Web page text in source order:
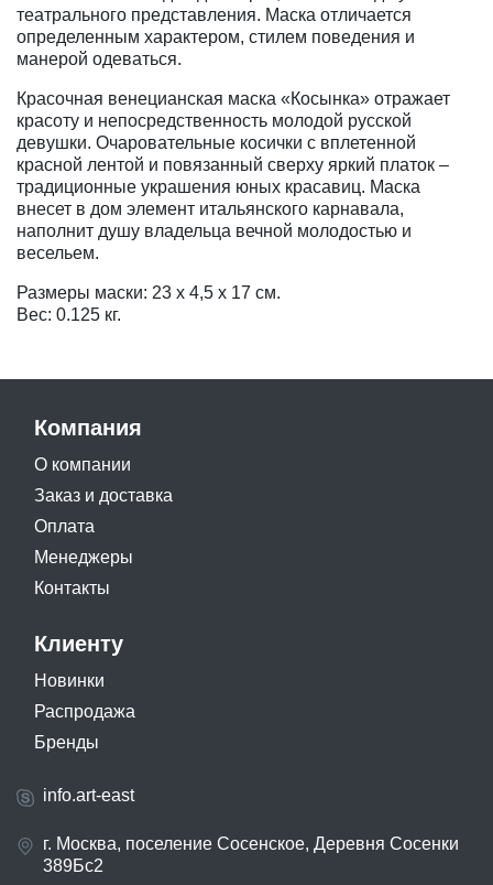
театрального представления. Маска отличается
определенным характером, стилем поведения и
манерой одеваться.
Красочная венецианская маска «Косынка» отражает
красоту и непосредственность молодой русской
девушки. Очаровательные косички с вплетенной
красной лентой и повязанный сверху яркий платок –
традиционные украшения юных красавиц. Маска
внесет в дом элемент итальянского карнавала,
наполнит душу владельца вечной молодостью и
весельем.
Размеры маски: 23 х 4,5 х 17 см.
Вес: 0.125 кг.
Компания
О компании
Заказ и доставка
Оплата
Менеджеры
Контакты
Клиенту
Новинки
Распродажа
Бренды
info.art-east
г. Москва, поселение Сосенское, Деревня Сосенки
389Бс2